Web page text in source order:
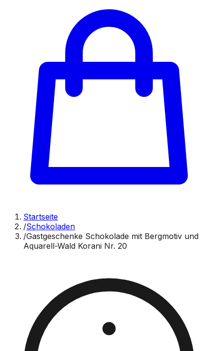
Startseite
/Schokoladen
/Gastgeschenke Schokolade mit Bergmotiv und
Aquarell-Wald Korani Nr. 20